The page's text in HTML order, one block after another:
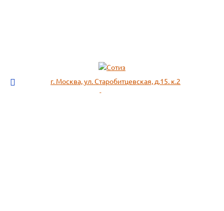
г. Москва, ул. Старобитцевская, д.15. к.2
info@sotizz.ru